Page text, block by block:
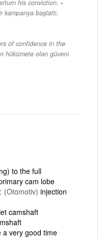
his conviction.
kampanya başlattı.
of confidence in the
hükümete olan güveni
to the full
cam lobe
(Otomotiv) injection
camshaft
a very good time